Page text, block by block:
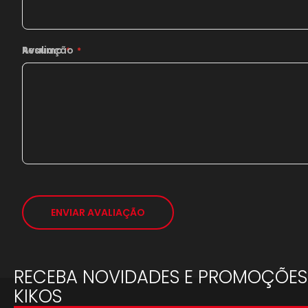
Resumo
Avaliação
ENVIAR AVALIAÇÃO
RECEBA NOVIDADES E
KIKOS